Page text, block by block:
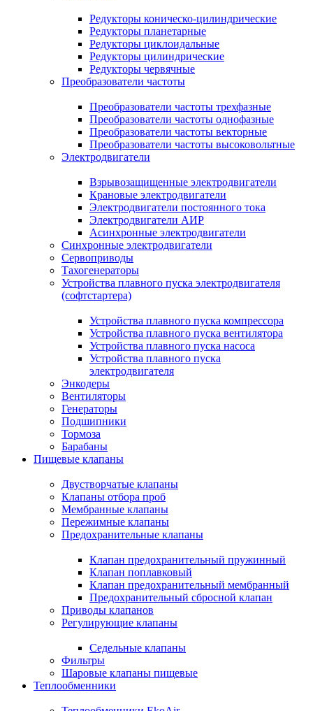
Редукторы коническо-цилиндрические
Редукторы планетарные
Редукторы циклоидальные
Редукторы цилиндрические
Редукторы червячные
Преобразователи частоты
Преобразователи частоты трехфазные
Преобразователи частоты однофазные
Преобразователи частоты векторные
Преобразователи частоты высоковольтные
Электродвигатели
Взрывозащищенные электродвигатели
Крановые электродвигатели
Электродвигатели постоянного тока
Электродвигатели АИР
Асинхронные электродвигатели
Синхронные электродвигатели
Сервоприводы
Тахогенераторы
Устройства плавного пуска электродвигателя
(софтстартера)
Устройства плавного пуска компрессора
Устройства плавного пуска вентилятора
Устройства плавного пуска насоса
Устройства плавного пуска
электродвигателя
Энкодеры
Вентиляторы
Генераторы
Подшипники
Тормоза
Барабаны
Пищевые клапаны
Двустворчатые клапаны
Клапаны отбора проб
Мембранные клапаны
Пережимные клапаны
Предохранительные клапаны
Клапан предохранительный пружинный
Клапан поплавковый
Клапан предохранительный мембранный
Предохранительный сбросной клапан
Приводы клапанов
Регулирующие клапаны
Седельные клапаны
Фильтры
Шаровые клапаны пищевые
Теплообменники